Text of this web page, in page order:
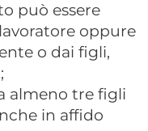
può essere
oppure
o dai figli,
almeno tre figli
in affido